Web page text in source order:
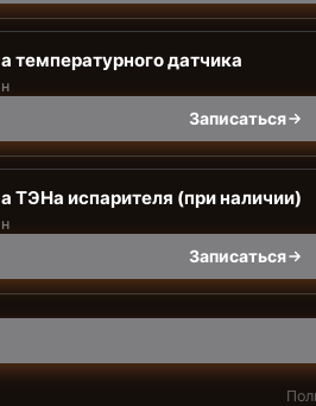
температурного датчика
Записаться
ТЭНа испарителя (при наличии)
Записаться